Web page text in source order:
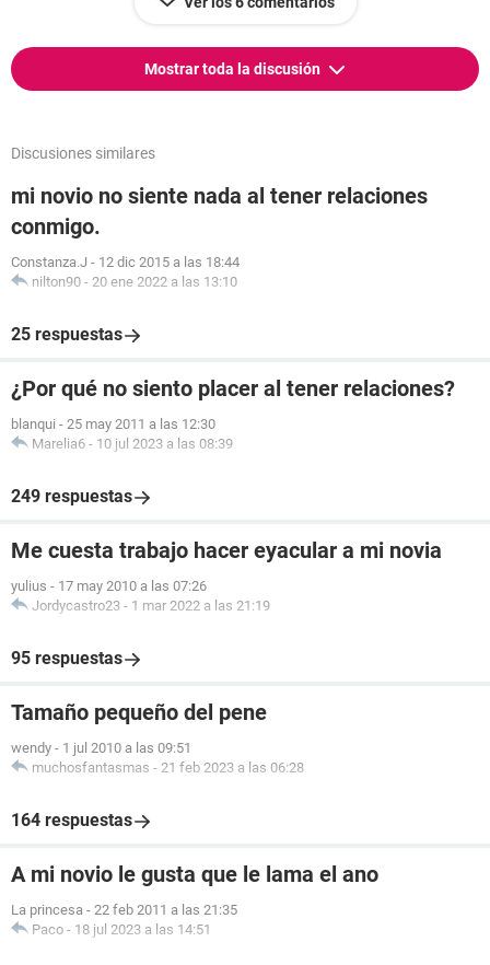
Mostrar toda la discusión
Discusiones similares
mi novio no siente nada al tener relaciones
conmigo.
Constanza.J - 12 dic 2015 a las 18:44
nilton90 - 20 ene 2022 a las 13:10
25 respuestas
¿Por qué no siento placer al tener relaciones?
blanqui - 25 may 2011 a las 12:30
Marelia6 - 10 jul 2023 a las 08:39
249 respuestas
Me cuesta trabajo hacer eyacular a mi novia
yulius - 17 may 2010 a las 07:26
Jordycastro23 - 1 mar 2022 a las 21:19
95 respuestas
Tamaño pequeño del pene
wendy - 1 jul 2010 a las 09:51
muchosfantasmas - 21 feb 2023 a las 06:28
164 respuestas
A mi novio le gusta que le lama el ano
La princesa - 22 feb 2011 a las 21:35
Paco - 18 jul 2023 a las 14:51